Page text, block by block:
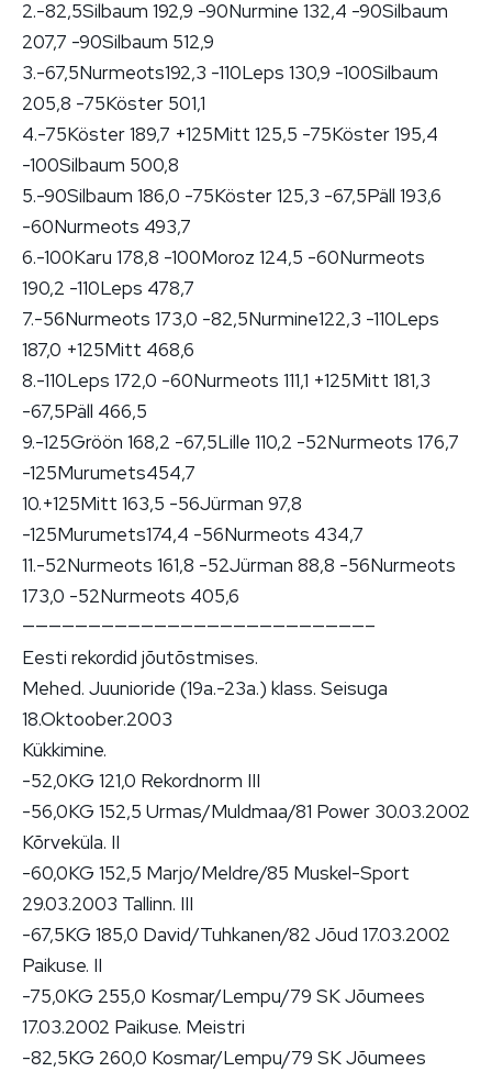
2.-82,5Silbaum 192,9 -90Nurmine 132,4 -90Silbaum
207,7 -90Silbaum 512,9
3.-67,5Nurmeots192,3 -110Leps 130,9 -100Silbaum
205,8 -75Köster 501,1
4.-75Köster 189,7 +125Mitt 125,5 -75Köster 195,4
-100Silbaum 500,8
5.-90Silbaum 186,0 -75Köster 125,3 -67,5Päll 193,6
-60Nurmeots 493,7
6.-100Karu 178,8 -100Moroz 124,5 -60Nurmeots
190,2 -110Leps 478,7
7.-56Nurmeots 173,0 -82,5Nurmine122,3 -110Leps
187,0 +125Mitt 468,6
8.-110Leps 172,0 -60Nurmeots 111,1 +125Mitt 181,3
-67,5Päll 466,5
9.-125Gröön 168,2 -67,5Lille 110,2 -52Nurmeots 176,7
-125Murumets454,7
10.+125Mitt 163,5 -56Jürman 97,8
-125Murumets174,4 -56Nurmeots 434,7
11.-52Nurmeots 161,8 -52Jürman 88,8 -56Nurmeots
173,0 -52Nurmeots 405,6
——————————————————————————–
Eesti rekordid jõutõstmises.
Mehed. Juunioride (19a.-23a.) klass. Seisuga
18.Oktoober.2003
Kükkimine.
-52,0KG 121,0 Rekordnorm III
-56,0KG 152,5 Urmas/Muldmaa/81 Power 30.03.2002
Kõrveküla. II
-60,0KG 152,5 Marjo/Meldre/85 Muskel-Sport
29.03.2003 Tallinn. III
-67,5KG 185,0 David/Tuhkanen/82 Jõud 17.03.2002
Paikuse. II
-75,0KG 255,0 Kosmar/Lempu/79 SK Jõumees
17.03.2002 Paikuse. Meistri
-82,5KG 260,0 Kosmar/Lempu/79 SK Jõumees